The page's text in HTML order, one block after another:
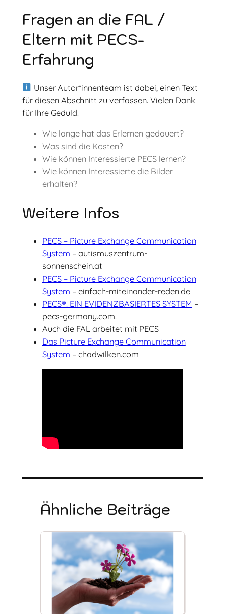
Fragen an die FAL /
Eltern mit PECS-
Erfahrung
Unser Autor*innenteam ist dabei, einen Text
für diesen Abschnitt zu verfassen. Vielen Dank
für Ihre Geduld.
Wie lange hat das Erlernen gedauert?
Was sind die Kosten?
Wie können Interessierte PECS lernen?
Wie können Interessierte die Bilder
erhalten?
Weitere Infos
PECS – Picture Exchange Communication
System – autismuszentrum-
sonnenschein.at
PECS – Picture Exchange Communication
System – einfach-miteinander-reden.de
PECS®: EIN EVIDENZBASIERTES SYSTEM –
pecs-germany.com.
Auch die FAL arbeitet mit PECS
Das Picture Exchange Communication
System – chadwilken.com
Ähnliche Beiträge